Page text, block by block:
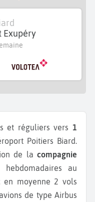
Exupéry
et réguliers vers 1
Poitiers Biard.
de la compagnie
au
en moyenne 2 vols
de type Airbus